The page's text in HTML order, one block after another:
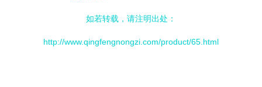
如若转载，请注明出处：
http://www.qingfengnongzi.com/product/65.html